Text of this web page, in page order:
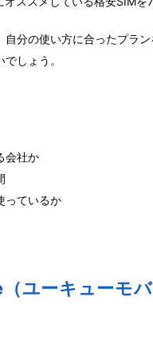
分の使い方に合ったプラ
しょう。
会社か
っているか
ユーキューモバ